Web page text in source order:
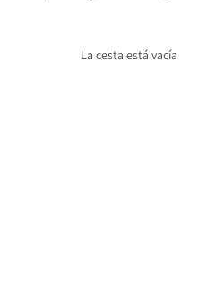
La cesta está vacía